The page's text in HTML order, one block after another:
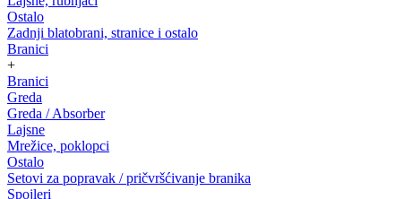
Ostalo
Zadnji blatobrani, stranice i ostalo
Branici
+
Branici
Greda
Greda / Absorber
Lajsne
Mrežice, poklopci
Ostalo
Setovi za popravak / pričvršćivanje branika
Spojleri